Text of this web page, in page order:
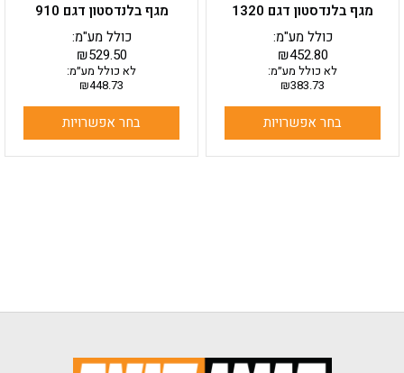
מגף בלנדסטון דגם 1320
₪452.80
כולל מע"מ:
לא כולל מע״מ:
₪383.73
בחר אפשרויות
המוצר
מגף בלנדסטון דגם 910
₪529.50
כולל מע"מ:
לא כולל מע״מ:
₪448.73
בחר אפשרויות
המוצר